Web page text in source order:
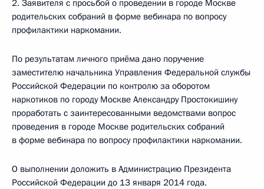
2. Заявителя с просьбой о проведении в городе Москве
родительских собраний в форме вебинара по вопросу
профилактики наркомании.
По результатам личного приёма дано поручение
заместителю начальника Управления Федеральной службы
Российской Федерации по контролю за оборотом
наркотиков по городу Москве Александру Простокишину
проработать с заинтересованными ведомствами вопрос
проведения в городе Москве родительских собраний
в форме вебинара по вопросу профилактики наркомании.
О выполнении доложить в Администрацию Президента
Российской Федерации до 13 января 2014 года.